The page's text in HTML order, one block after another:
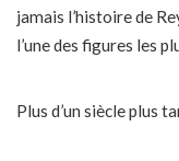
jamais l’histoire de
l’une des figures les
Plus d’un siècle plus